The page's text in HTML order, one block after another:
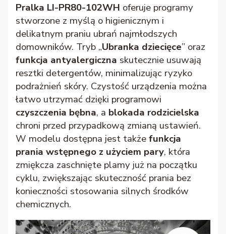
Pralka LI-PR80-102WH oferuje programy
stworzone z myślą o higienicznym i
delikatnym praniu ubrań najmłodszych
domowników. Tryb „Ubranka dziecięce” oraz
funkcja antyalergiczna skutecznie usuwają
resztki detergentów, minimalizując ryzyko
podrażnień skóry. Czystość urządzenia można
łatwo utrzymać dzięki programowi
czyszczenia bębna, a blokada rodzicielska
chroni przed przypadkową zmianą ustawień.
W modelu dostępna jest takżefunkcja
prania wstępnego z użyciem pary, która
zmiękcza zaschnięte plamy już na początku
cyklu, zwiększając skuteczność prania bez
konieczności stosowania silnych środków
chemicznych.